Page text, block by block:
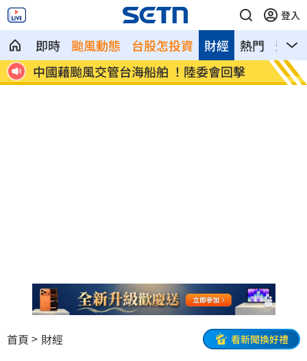
登入
即時 颱風動態 台股怎投資 熱門 影音
財經
往
中國藉颱風交管台海船舶 ！陸委會回擊 白海
首頁 財經 看新聞換好禮